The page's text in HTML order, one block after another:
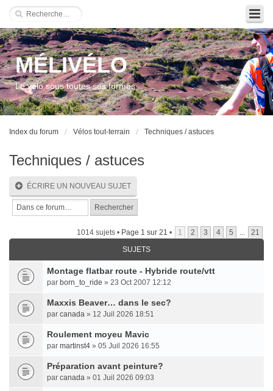
MÉLIVÉLO
Le vélo sous toutes ses formes
Index du forum Vélos tout-terrain Techniques / astuces
Techniques / astuces
ÉCRIRE UN NOUVEAU SUJET
1014 sujets • Page 1 sur 21 • 1 2 3 4 5 ...
21
SUJETS
Montage flatbar route - Hybride route/vtt
par born_to_ride » 23 Oct 2007 12:12
Maxxis Beaver… dans le sec?
par canada » 12 Juil 2026 18:51
Roulement moyeu Mavic
par martinst4 » 05 Juil 2026 16:55
Préparation avant peinture?
par canada » 01 Juil 2026 09:03